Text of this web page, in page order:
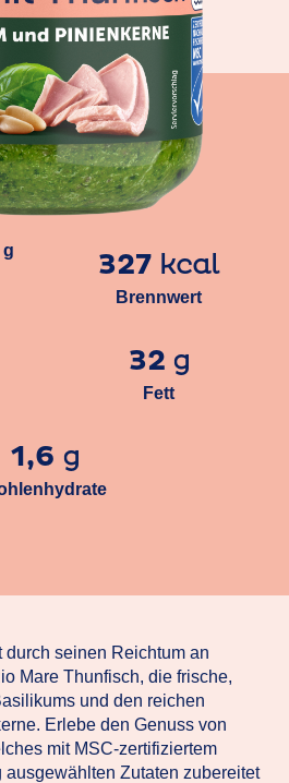
g 327 kcal
Brennwert
32 g
Fett
1,6 g
durch seinen Reichtum an
Mare Thunfisch, die frische,
und den reichen
Erlebe den Genuss von
mit MSC-zertifiziertem
Zutaten zubereitet